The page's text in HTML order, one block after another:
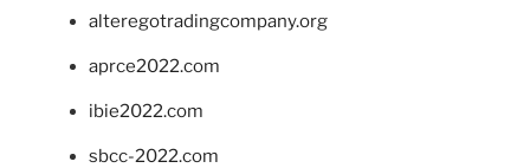
alteregotradingcompany.org
aprce2022.com
ibie2022.com
sbcc-2022.com